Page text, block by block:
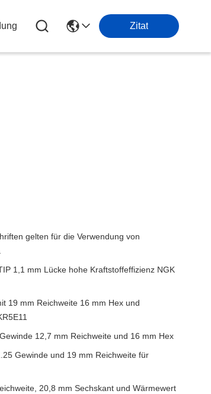
Zitat
gelten für die Verwendung von
1,1 mm Lücke hohe Kraftstoffeffizienz NGK
19 mm Reichweite 16 mm Hex und
12,7 mm Reichweite und 16 mm Hex
Gewinde und 19 mm Reichweite für
20,8 mm Sechskant und Wärmewert